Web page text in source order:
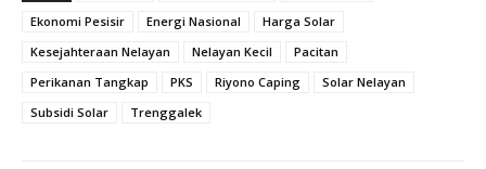
Ekonomi Pesisir
Energi Nasional
Harga Solar
Kesejahteraan Nelayan
Nelayan Kecil
Pacitan
Perikanan Tangkap
PKS Riyono Caping
Solar Nelayan
Subsidi Solar
Trenggalek